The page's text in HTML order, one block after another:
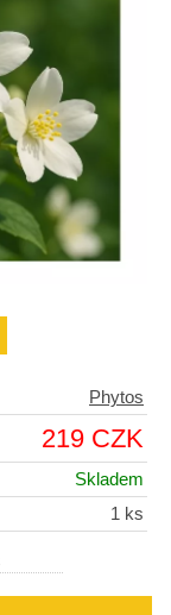
Phytos
219 CZK
Skladem
1 ks